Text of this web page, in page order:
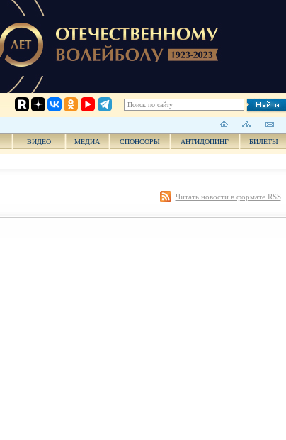
ВИДЕО МЕДИА СПОНСОРЫ АНТИДОПИНГ БИЛЕТЫ
Читать новости в формате RSS